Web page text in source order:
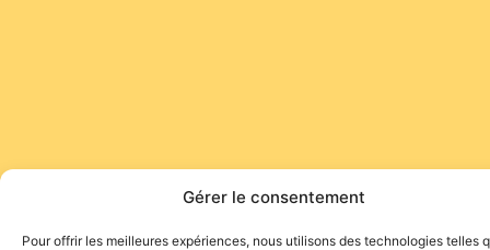
Gérer le consentement
Pour offrir les meilleures expériences, nous utilisons des technologies telles